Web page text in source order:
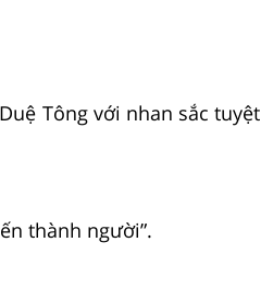
Tông với nhan sắc tuyệt
thành người”.